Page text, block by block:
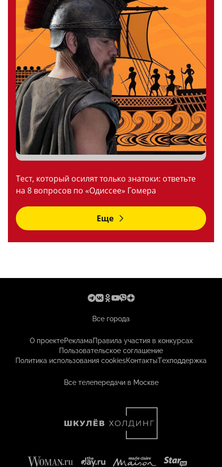
Тест, который осилят только знатоки: ответьте
на 8 вопросов по «Одиссее» Гомера
Еще
Все города
О проектеРекламаПравила участия в конкурсах
Пользовательское соглашение
Политика использования cookiesКонтактыТехподдержка
Все телепередачи в Москве